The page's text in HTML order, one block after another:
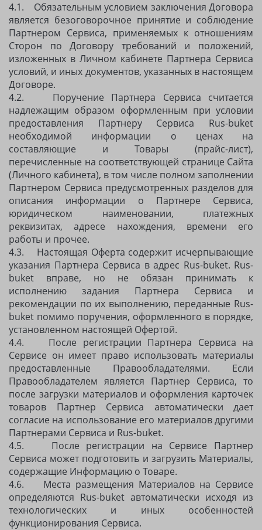
4.1. Обязательным условием заключения Договора
является безоговорочное принятие и соблюдение
Партнером Сервиса, применяемых к отношениям
Сторон по Договору требований и положений,
изложенных в Личном кабинете Партнера Сервиса
условий, и иных документов, указанных в настоящем
Договоре.
4.2. Поручение Партнера Сервиса считается
надлежащим образом оформленным при условии
предоставления Партнеру Сервиса Rus-buket
необходимой информации о ценах на
составляющие и Товары (прайс-лист),
перечисленные на соответствующей странице Сайта
(Личного кабинета), в том числе полном заполнении
Партнером Сервиса предусмотренных разделов для
описания информации о Партнере Сервиса,
юридическом наименовании, платежных
реквизитах, адресе нахождения, времени его
работы и прочее.
4.3. Настоящая Оферта содержит исчерпывающие
указания Партнера Сервиса в адрес Rus-buket. Rus-
buket вправе, но не обязан принимать к
исполнению задания Партнера Сервиса и
рекомендации по их выполнению, переданные Rus-
buket помимо поручения, оформленного в порядке,
установленном настоящей Офертой.
4.4. После регистрации Партнера Сервиса на
Сервисе он имеет право использовать материалы
предоставленные Правообладателями. Если
Правообладателем является Партнер Сервиса, то
после загрузки материалов и оформления карточек
товаров Партнер Сервиса автоматически дает
согласие на использование его материалов другими
Партнерами Сервиса и Rus-buket.
4.5. После регистрации на Сервисе Партнер
Сервиса может подготовить и загрузить Материалы,
содержащие Информацию о Товаре.
4.6. Места размещения Материалов на Сервисе
определяются Rus-buket автоматически исходя из
технологических и иных особенностей
функционирования Сервиса.